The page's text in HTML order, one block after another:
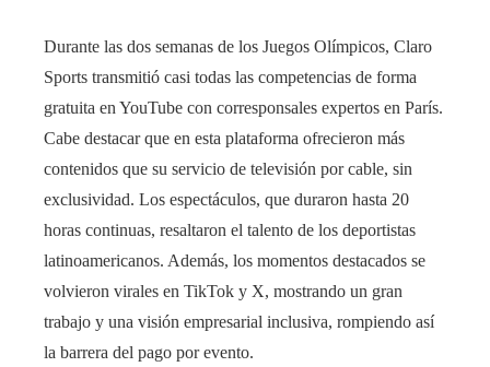
Durante las dos semanas de los Juegos Olímpicos, Claro
Sports transmitió casi todas las competencias de forma
gratuita en YouTube con corresponsales expertos en París.
Cabe destacar que en esta plataforma ofrecieron más
contenidos que su servicio de televisión por cable, sin
exclusividad. Los espectáculos, que duraron hasta 20
horas continuas, resaltaron el talento de los deportistas
latinoamericanos. Además, los momentos destacados se
volvieron virales en TikTok y X, mostrando un gran
trabajo y una visión empresarial inclusiva, rompiendo así
la barrera del pago por evento.